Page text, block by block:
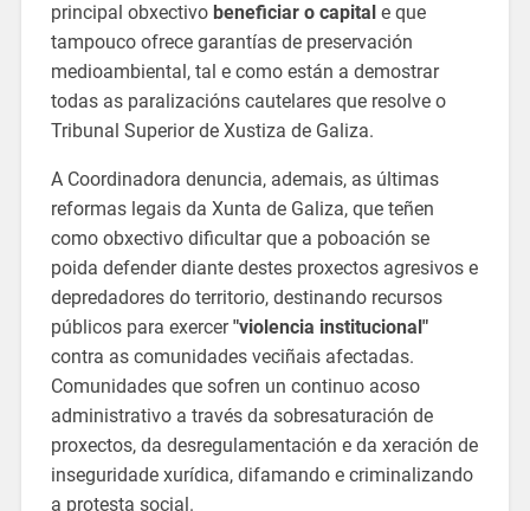
principal obxectivo beneficiar o capital e que
tampouco ofrece garantías de preservación
medioambiental, tal e como están a demostrar
todas as paralizacións cautelares que resolve o
Tribunal Superior de Xustiza de Galiza.
A Coordinadora denuncia, ademais, as últimas
reformas legais da Xunta de Galiza, que teñen
como obxectivo dificultar que a poboación se
poida defender diante destes proxectos agresivos e
depredadores do territorio, destinando recursos
públicos para exercer"violencia institucional"
contra as comunidades veciñais afectadas.
Comunidades que sofren un continuo acoso
administrativo a través da sobresaturación de
proxectos, da desregulamentación e da xeración de
inseguridade xurídica, difamando e criminalizando
a protesta social.